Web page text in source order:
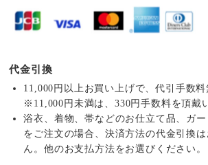
代金引換
11,000円以上お買い上げで、代引手数料
※11,000円未満は、330円手数料を頂戴
浴衣、着物、帯などのお仕立て品、ガ
をご注文の場合、決済方法の代金引換
ん。他のお支払方法をお選びください。